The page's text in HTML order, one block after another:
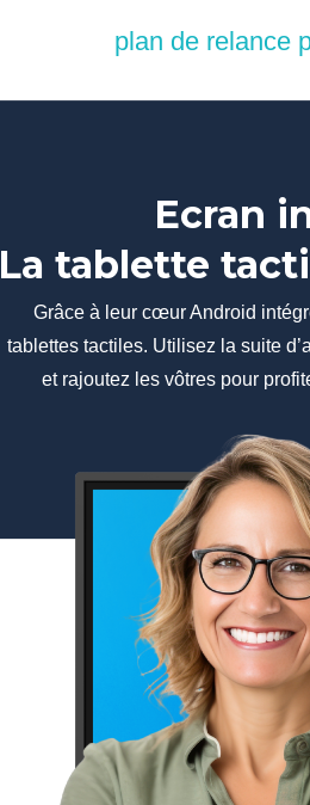
plan de relance
Ecran
La tablette
Grâce à leur cœur Android
tablettes tactiles. Utilisez la suite
et rajoutez les vôtres pour